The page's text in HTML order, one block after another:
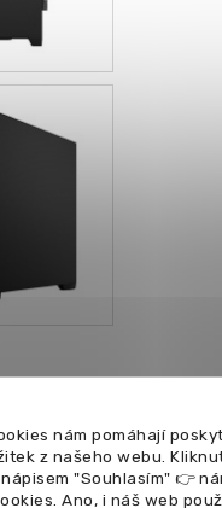
nám pomáhají
z našeho webu.
"Souhlasím" 👉
Ano, i náš web
najdete v záložce